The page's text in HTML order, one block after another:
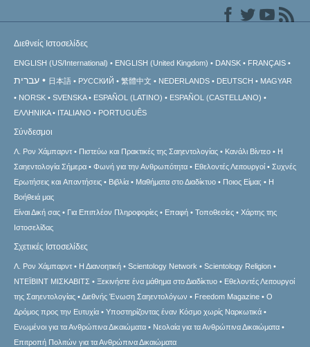
Διεθνείς Ιστοσελίδες
ENGLISH (US/International) ENGLISH (United Kingdom) DANSK FRANÇAIS
עברית 日本語 РУССКИЙ 繁體中文 NEDERLANDS DEUTSCH
MAGYAR
NORSK
SVENSKA ESPAÑOL (LATINO)
ESPAÑOL (CASTELLANO)
ΕΛΛΗΝΙΚA
ITALIANO PORTUGUÊS
Σύνδεσμοι
Λ. Ρον Χάμπαρντ Πιστεύω και Πρακτικές της Σαηεντολογίας Κανάλι Βίντεο
Η
Σαηεντολογία Σήμερα
Φωνή για την Ανθρωπότητα Εθελοντές Λειτουργοί
Συχνές
Ερωτήσεις και Απαντήσεις
Βιβλία Μαθήματα στο Διαδίκτυο Ποιος Είμαι;
Η
Βοήθειά μας
Είναι Δική σας
Για Επιπλέον Πληροφορίες Επαφή Τοποθεσίες
Χάρτης της
Ιστοσελίδας
Σχετικές Ιστοσελίδες
Λ. Ρον Χάμπαρντ Η Διανοητική Scientology Network
Scientology Religion
ΝΤΕΪΒΙΝΤ ΜΙΣΚAΒΙΤΣ
Ξεκινήστε ένα μάθημα στο Διαδίκτυο
Εθελοντές Λειτουργοί
της Σαηεντολογίας
Διεθνής Ένωση Σαηεντολόγων Freedom Magazine
Ο
Δρόμος προς την Ευτυχία
Υποστηρίζοντας έναν Κόσμο χωρίς Ναρκωτικά
Ενωµένοι για τα Ανθρώπινα Δικαιώµατα
Νεολαία για τα Ανθρώπινα Δικαιώματα
Επιτροπή Πολιτών για τα Ανθρώπινα Δικαιώματα